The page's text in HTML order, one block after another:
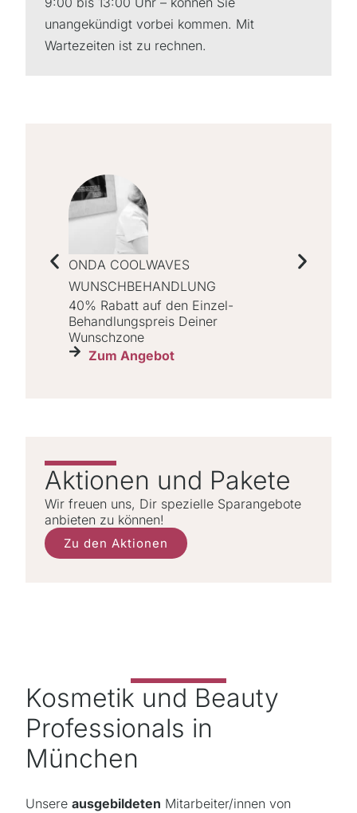
unangekündigt vorbei kommen. Mit
Wartezeiten ist zu rechnen.
ONDA COOLWAVES
WUNSCHBEHANDLUNG
40% Rabatt auf den Einzel-
Behandlungspreis Deiner
Wunschzone
Zum Angebot
LASER
Aktionen und Pakete
Wir freuen uns, Dir spezielle Sparangebote
anbieten zu können!
Zu den Aktionen
Kosmetik und Beauty
Professionals in
München
Unsere ausgebildeten Mitarbeiter/innen von